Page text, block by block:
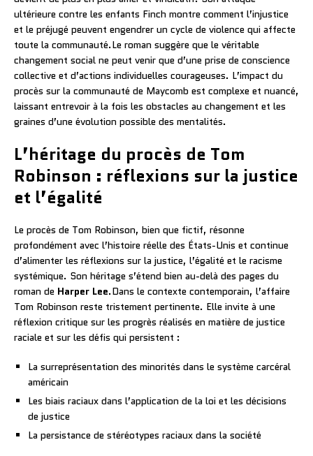
ultérieure contre les enfants Finch montre comment l’injustice
et le préjugé peuvent engendrer un cycle de violence qui affecte
toute la communauté.Le roman suggère que le véritable
changement social ne peut venir que d’une prise de conscience
collective et d’actions individuelles courageuses. L’impact du
procès sur la communauté de Maycomb est complexe et nuancé,
laissant entrevoir à la fois les obstacles au changement et les
graines d’une évolution possible des mentalités.
L’héritage du procès de Tom
Robinson : réflexions sur la justice
et l’égalité
Le procès de Tom Robinson, bien que fictif, résonne
profondément avec l’histoire réelle des États-Unis et continue
d’alimenter les réflexions sur la justice, l’égalité et le racisme
systémique. Son héritage s’étend bien au-delà des pages du
roman de Harper Lee.Dans le contexte contemporain, l’affaire
Tom Robinson reste tristement pertinente. Elle invite à une
réflexion critique sur les progrès réalisés en matière de justice
raciale et sur les défis qui persistent :
La surreprésentation des minorités dans le système carcéral
américain
Les biais raciaux dans l’application de la loi et les décisions
de justice
La persistance de stéréotypes raciaux dans la société